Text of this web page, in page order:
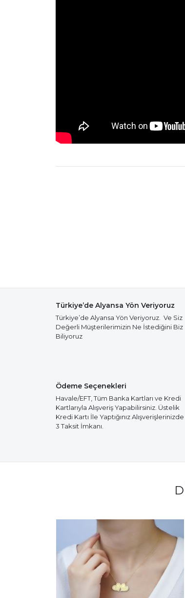
Türkiye’de Alyansa Yön Veriyoruz
Türkiye’de Alyansa Yön Veriyoruz. Ve Siz
Değerli Müşterilerimizin Ne İstediğini Biz
Biliyoruz
Ödeme Seçenekleri
Havale/EFT, Tüm Banka Kartları ve Kredi
Kartlarıyla Alışveriş Yapabilirsiniz. Üstelik
Kredi Kartı İle Yaptığınız Alışverişlerinizde
3 Taksit İmkanı.